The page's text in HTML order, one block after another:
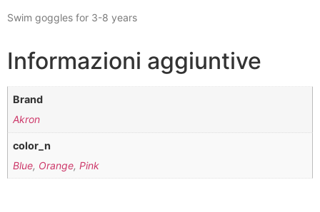
Swim goggles for 3-8 years
Informazioni aggiuntive
Brand
Akron
color_n
Blue, Orange,Pink